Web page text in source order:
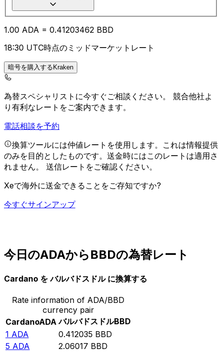
1.00 ADA = 0.41203462 BBD
18:30 UTC時点のミッドマーケットレート
暗号を購入するKraken
為替スペシャリストに今すぐご相談ください。 競合他社よ
り有利なレートをご案内できます。
電話相談を予約
換算ツールには仲値レートを使用します。これは情報提供
のみを目的としたものです。送金時にはこのレートは適用さ
れません。 送信レートをご確認ください。
Xeで海外に送金できることをご存知ですか?
今すぐサインアップ
今日のADAからBBDの為替レート
Cardano を バルバドスドル に換算する
Rate information of ADA/BBD
currency pair
CardanoADA バルバドスドルBBD
1 ADA 0.412035 BBD
5 ADA 2.06017 BBD